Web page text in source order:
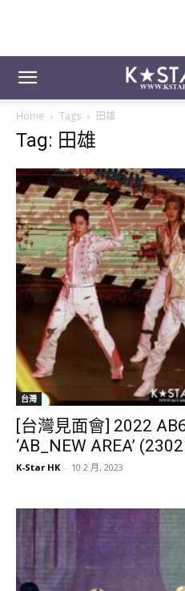
Home Tags 田雄
Tag: 田雄
台灣
[台灣見面會] 2022
‘AB_NEW AREA’
K-Star HK - 10 2 月, 2023